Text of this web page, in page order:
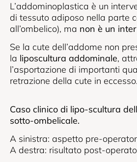
L’addominoplastica è un
di tessuto adiposo nella parte
all’ombelico), ma non è un
Se la cute dell’addome non
la liposcultura addominale,
l’asportazione di importanti
retrazione della cute in eccesso.
Caso clinico di lipo-scultura
sotto-ombelicale.
A sinistra: aspetto pre-
A destra: risultato post-